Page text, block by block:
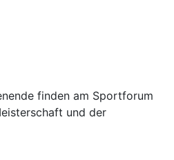
finden am Sportforum
und der